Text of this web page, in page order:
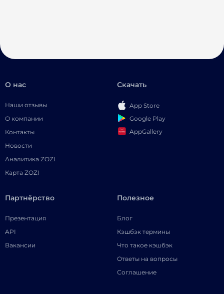
О нас
Наши отзывы
О компании
Контакты
Новости
Аналитика ZOZI
Карта ZOZI
Скачать
App Store
Google Play
AppGallery
Партнёрство
Презентация
API
Вакансии
Полезное
Блог
Кэшбэк термины
Что такое кэшбэк
Ответы на вопросы
Соглашение